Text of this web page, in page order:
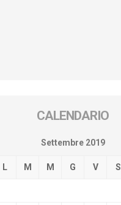
CALENDARIO
Settembre 2019
L M M G V S